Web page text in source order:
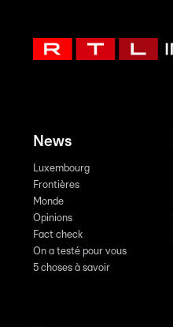
News
Luxembourg
Frontières
Monde
Opinions
Fact check
On a testé pour vous
5 choses à savoir